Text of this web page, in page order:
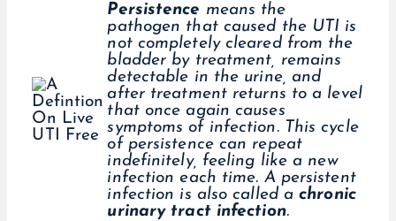
Persistence means the
pathogen that caused the UTI is
not completely cleared from the
bladder by treatment, remains
detectable in the urine, and
after treatment returns to a level
that once again causes
symptoms of infection. This cycle
of persistence can repeat
indefinitely, feeling like a new
infection each time. A persistent
infection is also called achronic
urinary tract infection.